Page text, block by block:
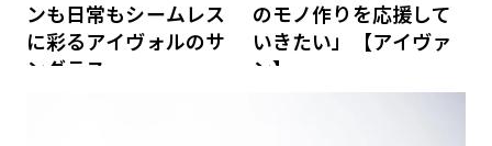
ンも日常もシームレス
に彩るアイヴォルのサ
ングラス
のモノ作りを応援して
いきたい」【アイヴァ
ン】